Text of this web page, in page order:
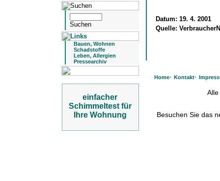
Bauen, Wohnen
Schadstoffe
Leben, Allergien
Pressearchiv
einfacher
Schimmeltest für
Ihre Wohnung
Datum: 19. 4. 2001
Quelle:
Home· Kontakt·
Besuchen Sie das